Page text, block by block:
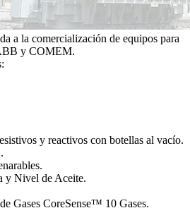
a la comercialización de equipos para
y COMEM.
y reactivos con botellas al vacío.
y Nivel de Aceite.
Gases CoreSense™ 10 Gases.